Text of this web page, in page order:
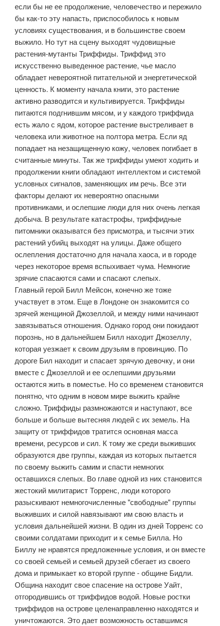
если бы не ее продолжение, человечество и пережило
бы как-то эту напасть, приспособилось к новым
условиях существования, и в большинстве своем
выжило. Но тут на сцену выходят чудовищные
растения-мутанты Триффиды. Триффид это
искусственно выведенное растение, чье масло
обладает невероятной питательной и энергетической
ценность. К моменту начала книги, это растение
активно разводится и культивируется. Триффиды
питаются подгнившим мясом, и у каждого триффида
есть жало с ядом, которое растение выстреливает в
человека или животное на полтора метра. Если яд
попадает на незащищенную кожу, человек погибает в
считанные минуты. Так же триффиды умеют ходить и
продолжении книги обладают интеллектом и системой
условных сигналов, заменяющих им речь. Все эти
факторы делают их невероятно опасными
противниками, и ослепшие люди для них очень легкая
добыча. В результате катастрофы, триффидные
питомники оказыватся без присмотра, и тысячи этих
растений убийц выходят на улицы. Даже общего
ослепления достаточно для начала хаоса, и в городе
через некоторое время вспыхивает чума. Немногие
зрячие спасаются сами и спасают слепых.
Главный герой Билл Мейсон, конечно же тоже
участвует в этом. Еще в Лондоне он знакомится со
зрячей женщиной Джозеллой, и между ними начинают
завязываться отношения. Однако город они покидают
порознь, но в дальнейшем Билл находит Джозеллу,
которая уезжает к своим друзьям в провинцию. По
дороге Бил находит и спасает зрячую девочку, и они
вместе с Джозеллой и ее ослепшими друзьями
остаются жить в поместье. Но со временем становится
понятно, что одним в новом мире выжить крайне
сложно. Триффиды размножаются и наступают, все
больше и больше вытесняя людей с их земель. На
защиту от триффидов тратится основная масса
времени, ресурсов и сил. К тому же среди выживших
образуются две группы, каждая из которых пытается
по своему выжить самим и спасти немногих
оставшихся слепых. Во главе одной из них становится
жестокий милитарист Торренс, люди которого
разыскивают немногочисленные "свободные" группы
выживших и силой навязывают им свою власть и
условия дальнейшей жизни. В один из дней Торренс со
своими солдатами приходит и к семье Билла. Но
Биллу не нравятся предложенные условия, и он вместе
со своей семьей и семьей друзей сбегает из своего
дома и примыкает ко второй группе - общине Бидли.
Община находит свое спасение на острове Уайт,
отгородившись от триффидов водой. Новые ростки
триффидов на острове целенаправленно находятся и
уничтожаются. Это дает возможность оставшимся